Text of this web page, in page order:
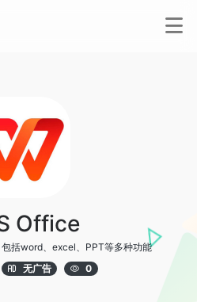
Office
括word、excel、PPT等多种功能
无广告 0